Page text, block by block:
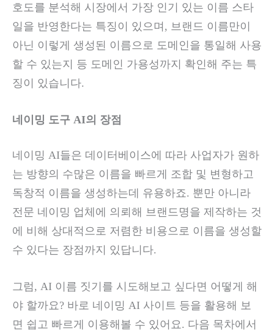
호도를 분석해 시장에서 가장 인기 있는 이름 스타
일을 반영한다는 특징이 있으며, 브랜드 이름만이
아닌 이렇게 생성된 이름으로 도메인을 통일해 사용
할 수 있는지 등 도메인 가용성까지 확인해 주는 특
징이 있습니다.
네이밍 도구 AI의 장점
네이밍 AI들은 데이터베이스에 따라 사업자가 원하
는 방향의 수많은 이름을 빠르게 조합 및 변형하고
독창적 이름을 생성하는데 유용하죠. 뿐만 아니라
전문 네이밍 업체에 의뢰해 브랜드명을 제작하는 것
에 비해 상대적으로 저렴한 비용으로 이름을 생성할
수 있다는 장점까지 있답니다.
그럼, AI 이름 짓기를 시도해보고 싶다면 어떻게 해
야 할까요? 바로 네이밍 AI 사이트 등을 활용해 보
면 쉽고 빠르게 이용해볼 수 있어요. 다음 목차에서